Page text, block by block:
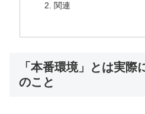
関連
「本番環境」とは実際
のこと